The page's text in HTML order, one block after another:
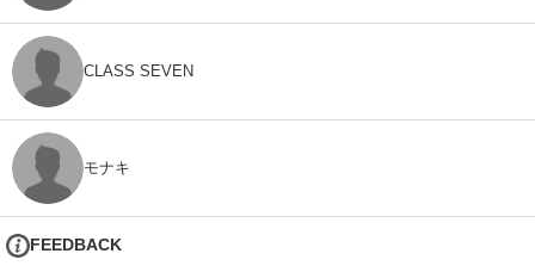
CLASS SEVEN
モナキ
FEEDBACK